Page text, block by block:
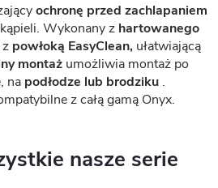
ochronę przed zachlapaniem
Wykonany z hartowanego
z powłoką EasyClean, ułatwiającą
montaż umożliwia montaż po
na podłodze lub brodziku .
z całą gamą Onyx.
nasze serie